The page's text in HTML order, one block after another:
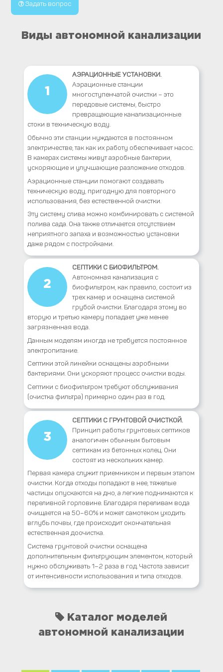
Задать вопрос
Виды автономной канализации
1
АЭРАЦИОННЫЕ УСТАНОВКИ.
Аэрационные станции
многоступенчатой очистки – это
передовые системы, быстро
превращающие канализационные
стоки в техническую воду.
Обычно эти станции нуждаются в постоянном
электричестве, так как их работу обеспечивает насос.
В камерах системы живут аэробные бактерии,
ускоряющие и улучшающие разложение отходов.
Аэрационные станции помогают создавать
техническую воду, пригодную для повторного
использования, без естественной очистки.
Эту систему слива можно комбинировать с системой
полива сада. Она также отличается отсутствием
неприятного запаха и возможностью установки
даже рядом с постройками.
2
СЕПТИКИ С БИОФИЛЬТРОМ.
Автономная канализация с
биофильтром, как правило, состоит из
трех камер и оснащена системой
грубой очистки. Благодаря этому во
вторую и третью камеру попадает уже менее
загрязненная вода.
Данным моделям иногда не требуется постоянное
электропитание.
Септики этой линейки оснащены аэробными
бактериями. Они ускоряют процесс очистки воды.
Септики с биофильтром требуют обслуживания
(очистка фильтра) примерно один раз в год.
3
СЕПТИКИ С ГРУНТОВОЙ ОЧИСТКОЙ.
Принцип работы грунтовых септиков
аналогичен обычным бытовым
септикам из бетонных колец. Они
состоят из нескольких камер.
Первая камера служит приемником и первым этапом
очистки. Когда отходы попадают в нее, тяжелые
частицы опускаются на дно, а легкие поднимаются к
переливной горловине. Благодаря переливам вода
очищается на 50–60% и может самотеком уходить
вглубь почвы, где происходит окончательная
естественная доочистка.
Система грунтовой очистки оснащена
дополнительным фильтрующим элементом, который
нужно обслуживать 1–2 раза в год. Частота зависит
от интенсивности использования и типа отходов.
Каталог моделей
автономной канализации